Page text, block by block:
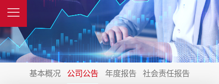
基本概况 公司公告 年度报告 社会责任报告